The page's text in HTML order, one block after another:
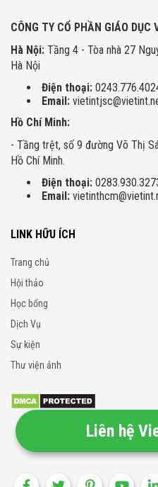
CÔNG TY CỔ PHẦN GIÁO DỤC
Hà Nội: Tầng 4 - Tòa nhà 27
Hà Nội
Điện thoại:
Email:
Hồ Chí Minh:
- Tầng trệt, số 9 đường Võ Thị
Hồ Chí Minh.
Điện thoại:
Email:
LINK HỮU ÍCH
Trang chủ
Hội thảo
Học bổng
Dịch Vụ
Sự kiện
Thư viện ảnh
Liên hệ